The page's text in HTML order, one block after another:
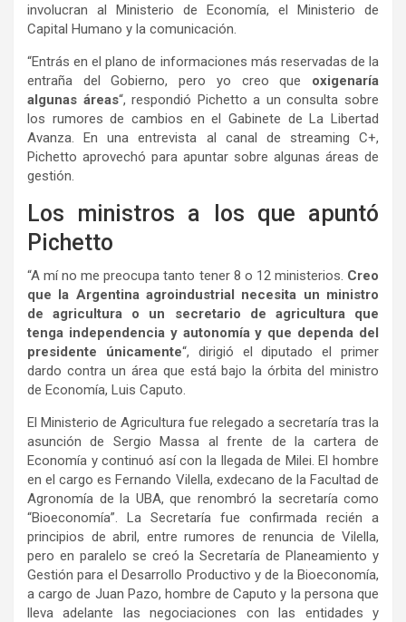
involucran al Ministerio de Economía, el Ministerio de
Capital Humano y la comunicación.
“Entrás en el plano de informaciones más reservadas de la
entraña del Gobierno, pero yo creo que oxigenaría
algunas áreas“, respondió Pichetto a un consulta sobre
los rumores de cambios en el Gabinete de La Libertad
Avanza. En una entrevista al canal de streaming C+,
Pichetto aprovechó para apuntar sobre algunas áreas de
gestión.
Los ministros a los que apuntó
Pichetto
“A mí no me preocupa tanto tener 8 o 12 ministerios. Creo
que la Argentina agroindustrial necesita un ministro
de agricultura o un secretario de agricultura que
tenga independencia y autonomía y que dependa del
presidente únicamente“, dirigió el diputado el primer
dardo contra un área que está bajo la órbita del ministro
de Economía, Luis Caputo.
El Ministerio de Agricultura fue relegado a secretaría tras la
asunción de Sergio Massa al frente de la cartera de
Economía y continuó así con la llegada de Milei. El hombre
en el cargo es Fernando Vilella, exdecano de la Facultad de
Agronomía de la UBA, que renombró la secretaría como
“Bioeconomía”. La Secretaría fue confirmada recién a
principios de abril, entre rumores de renuncia de Vilella,
pero en paralelo se creó la Secretaría de Planeamiento y
Gestión para el Desarrollo Productivo y de la Bioeconomía,
a cargo de Juan Pazo, hombre de Caputo y la persona que
lleva adelante las negociaciones con las entidades y